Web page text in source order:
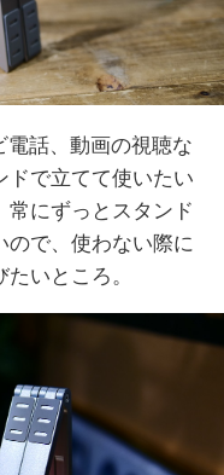
電話、動画の視聴な
ドで立てて使いたい
常にずっとスタンド
ので、使わない際に
いところ。